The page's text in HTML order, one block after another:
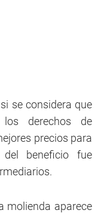
se considera que
los derechos de
precios para
beneficio fue
molienda aparece